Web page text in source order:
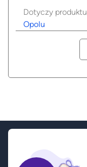
Dotyczy
Opolu